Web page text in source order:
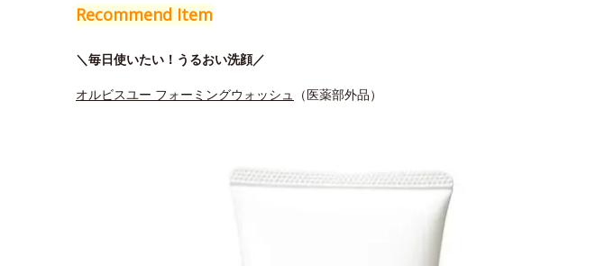
Recommend Item
＼毎日使いたい！うるおい洗顔／
オルビスユー フォーミングウォッシュ （医薬部外品）